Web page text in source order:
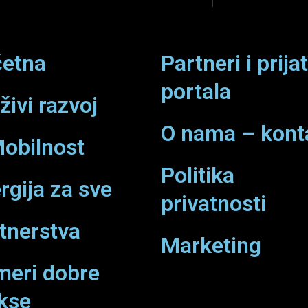
i
n a
m
razvoj
za sve
dobre
Partneri i
portala
O nama –
Politika
privatnosti
Marketing